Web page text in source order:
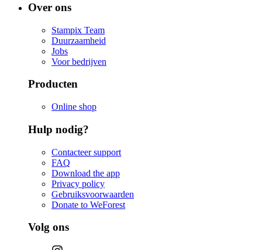
Over ons
Stampix Team
Duurzaamheid
Jobs
Voor bedrijven
Producten
Online shop
Hulp nodig?
Contacteer support
FAQ
Download the app
Privacy policy
Gebruiksvoorwaarden
Donate to WeForest
Volg ons